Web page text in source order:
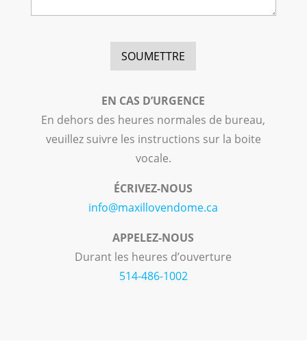
EN CAS D’URGENCE
En dehors des heures normales de bureau,
veuillez suivre les instructions sur la boite
vocale.
ÉCRIVEZ-NOUS
info@maxillovendome.ca
APPELEZ-NOUS
Durant les heures d’ouverture
514-486-1002